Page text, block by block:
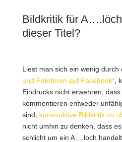
Bildkritik für
dieser Titel?
Liest man sich ein wenig durch
und Fotoforen auf Facebook*,
Eindrucks nicht erwehren,
kommentieren entweder
sind, konstruktive Bildkritik zu
nicht umhin zu denken, dass
schlicht um ein A….loch